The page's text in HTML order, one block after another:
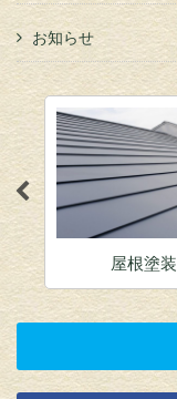
お知らせ
屋根塗装